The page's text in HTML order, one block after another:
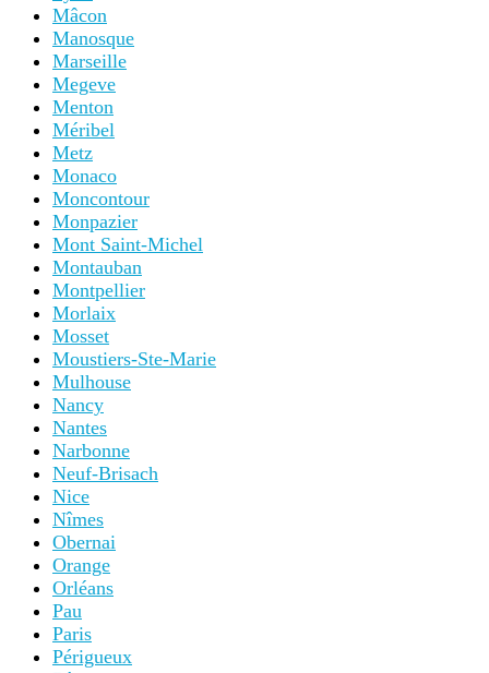
Mâcon
Manosque
Marseille
Megeve
Menton
Méribel
Metz
Monaco
Moncontour
Monpazier
Mont Saint-Michel
Montauban
Montpellier
Morlaix
Mosset
Moustiers-Ste-Marie
Mulhouse
Nancy
Nantes
Narbonne
Neuf-Brisach
Nice
Nîmes
Obernai
Orange
Orléans
Pau
Paris
Périgueux